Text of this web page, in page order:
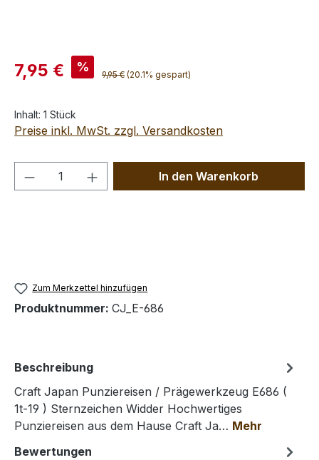
Verkaufspreis:
7,95 € % Regulärer Preis:
9,95 € (20.1% gespart)
Inhalt: 1 Stück
Preise inkl. MwSt. zzgl. Versandkosten
Produkt Anzahl: Gib denIn den Warenkorb
Zum Merkzettel hinzufügen
Produktnummer: CJ_E-686
Beschreibung
Craft Japan Punziereisen / Prägewerkzeug E686 (
1t-19 ) Sternzeichen Widder Hochwertiges
Punziereisen aus dem Hause Craft Ja… Mehr
Bewertungen